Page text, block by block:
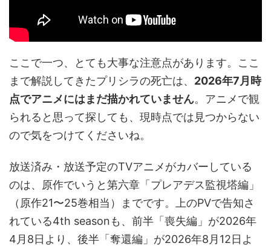
ここで一つ、とても大事な注意点があります。ここ
まで解説してきたプリシラの死亡は、 2026年7月時
点でアニメにはまだ描かれていません。アニメで観
られると思って探しても、現時点では見つからない
ので気をつけてくださいね。
放送済み・放送予定のTVアニメがカバーしている
のは、原作でいうと第六章「プレアデス監視塔編」
（原作21〜25巻相当）までです。上のPVで告知さ
れている4th seasonも、前半「喪失編」が2026年
4月8日より、後半「奪還編」が2026年8月12日よ